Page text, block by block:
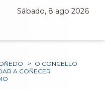
Sábado, 8 ago 2026
> O CONCELLO
A COÑECER